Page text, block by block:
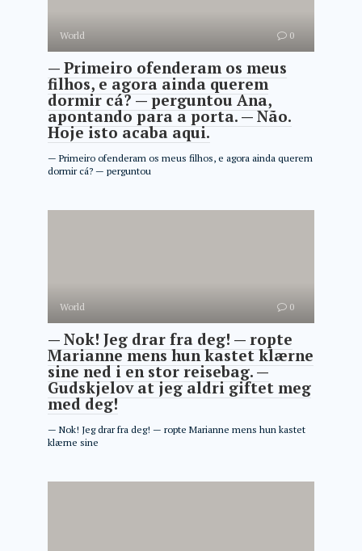
World 0
— Primeiro ofenderam os meus
filhos, e agora ainda querem
dormir cá? — perguntou Ana,
apontando para a porta. — Não.
Hoje isto acaba aqui.
— Primeiro ofenderam os meus filhos, e agora ainda querem
dormir cá? — perguntou
World 0
— Nok! Jeg drar fra deg! — ropte
Marianne mens hun kastet klærne
sine ned i en stor reisebag. —
Gudskjelov at jeg aldri giftet meg
med deg!
— Nok! Jeg drar fra deg! — ropte Marianne mens hun kastet
klærne sine